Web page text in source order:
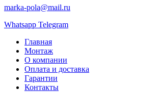
marka-pola@mail.ru
Whatsapp Telegram
Главная
Монтаж
О компании
Оплата и доставка
Гарантии
Контакты